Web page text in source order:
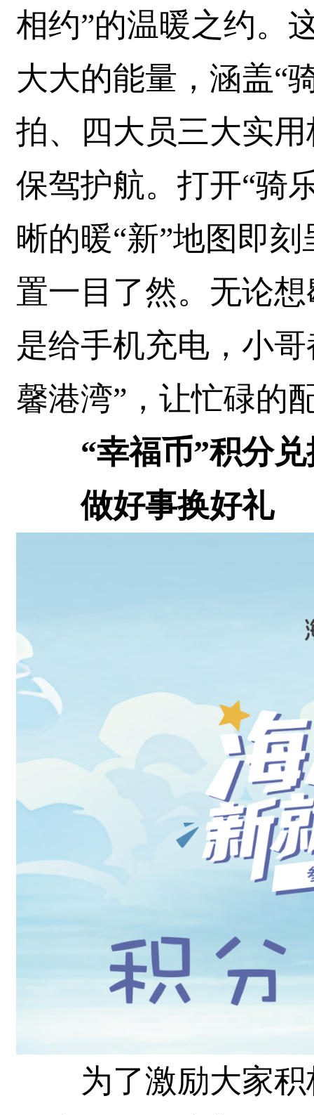
相约”的温暖之约。
大大的能量，涵盖“
拍、四大员三大实
保驾护航。打开“骑
晰的暖“新”地图即
置一目了然。无论
是给手机充电，小
馨港湾”，让忙碌的
“幸福币”积分兑
做好事换好礼
为了激励大家积